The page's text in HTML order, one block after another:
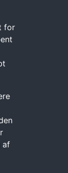
for
af